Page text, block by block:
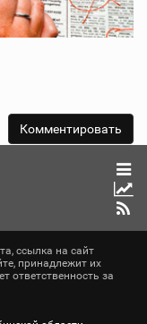
ссылка на сайт
принадлежит их
ответственность за